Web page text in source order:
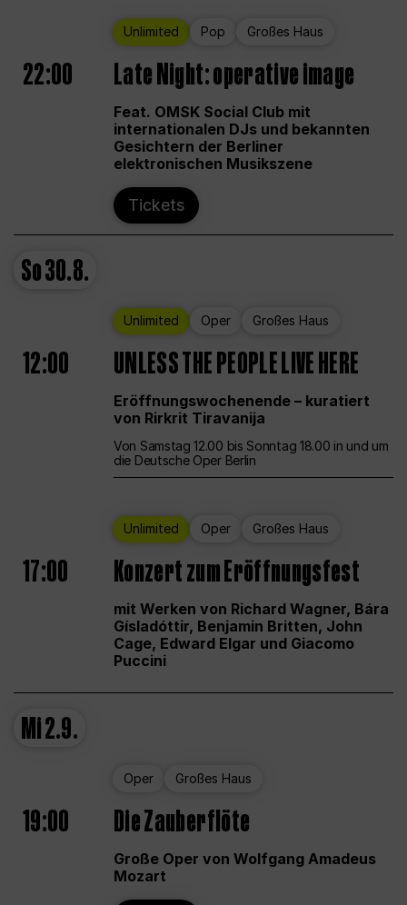
Unlimited Pop Großes Haus
22:00 Late Night: operative image
Feat. OMSK Social Club mit
internationalen DJs und bekannten
Gesichtern der Berliner
elektronischen Musikszene
Tickets
So30.8.
Unlimited Oper Großes Haus
12:00 UNLESS THE PEOPLE LIVE HERE
Eröffnungswochenende – kuratiert
von Rirkrit Tiravanija
Von Samstag 12.00 bis Sonntag 18.00 in und um
die Deutsche Oper Berlin
Unlimited Oper Großes Haus
17:00 Konzert zum Eröffnungsfest
mit Werken von Richard Wagner, Bára
Gísladóttir, Benjamin Britten, John
Cage, Edward Elgar und Giacomo
Puccini
Mi2.9.
Oper Großes Haus
19:00 Die Zauberflöte
Große Oper von Wolfgang Amadeus
Mozart